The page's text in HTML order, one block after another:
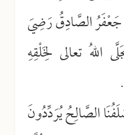
جَعْفَرُ الصَّادِقُ رَضِيَ
اللهُ تعالى لِخَلْقِهِ
الصَّالِحُ يُرَدِّدُونَ